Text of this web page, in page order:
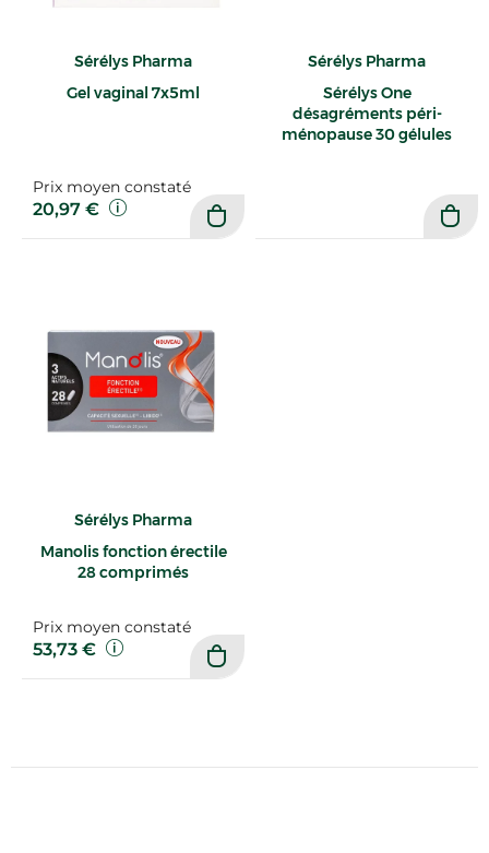
Sérélys Pharma
Gel vaginal 7x5ml
Prix moyen constaté
20,97 €
Sérélys Pharma
Sérélys One
désagréments péri-
ménopause 30 gélules
Sérélys Pharma
Manolis fonction érectile
28 comprimés
Prix moyen constaté
53,73 €